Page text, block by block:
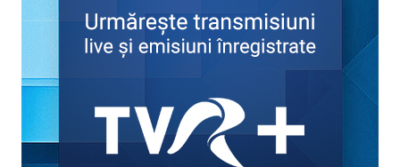
(P) Programări non-stop: cum umple un sistem online
golurile din agenda ...